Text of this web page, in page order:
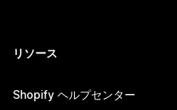
リソース
Shopify ヘルプセンター